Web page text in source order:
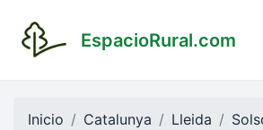
EspacioRural.com
Inicio Catalunya Lleida